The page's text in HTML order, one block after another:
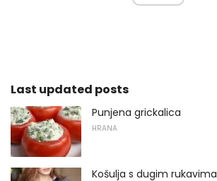
Last updated posts
Punjena grickalica
HRANA
Košulja s dugim rukavima